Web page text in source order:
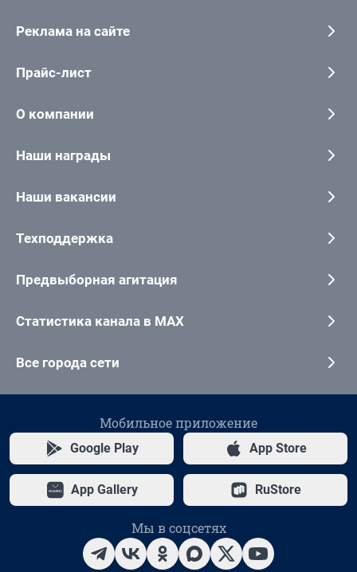
Реклама на сайте
Прайс-лист
О компании
Наши награды
Наши вакансии
Техподдержка
Предвыборная агитация
Статистика канала в MAX
Все города сети
Мобильное приложение
Google Play App Store
App Gallery RuStore
Мы в соцсетях